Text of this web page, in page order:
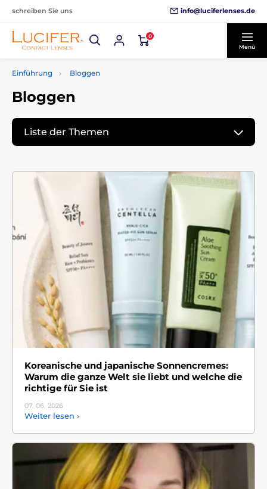
schreiben Sie uns info@luciferlenses.de
0
Menü
Einführung Bloggen
Bloggen
Liste der Themen
Koreanische und japanische Sonnencremes:
Warum die ganze Welt sie liebt und welche die
richtige für Sie ist
07. 06. 2026
Weiter lesen ›